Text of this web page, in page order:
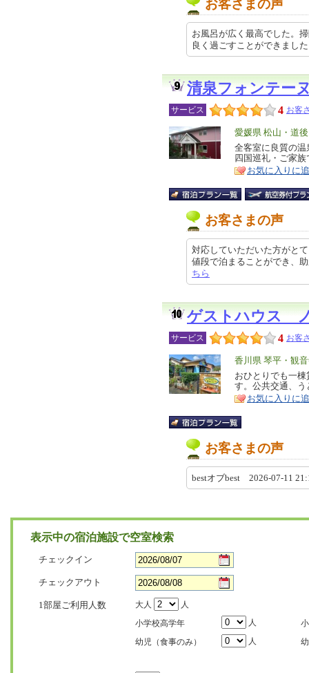
お客さまの声
お風呂が広く最高でした。
良く過ごすことができまし
清泉フォンテー
サービス 4 お客
エ
リ
ア
愛媛県 松山・道後
特
徴
全客室に良質の
四国巡礼・ご家
お気に入りに
お客さまの声
対応していただいた方がと
値段で泊まることができ、
ちら
ゲストハウス
サービス 4 お客
エ
リ
ア
香川県 琴平・観
特
徴
おひとりでも一
す。公共交通、
お気に入りに
お客さまの声
bestオブbest 2026-07-11
表示中の宿泊施設で空室検索
チェックイン
チェックアウト
1部屋ご利用人数 大人
人
小学校高学年
人
幼児（食事のみ）
人